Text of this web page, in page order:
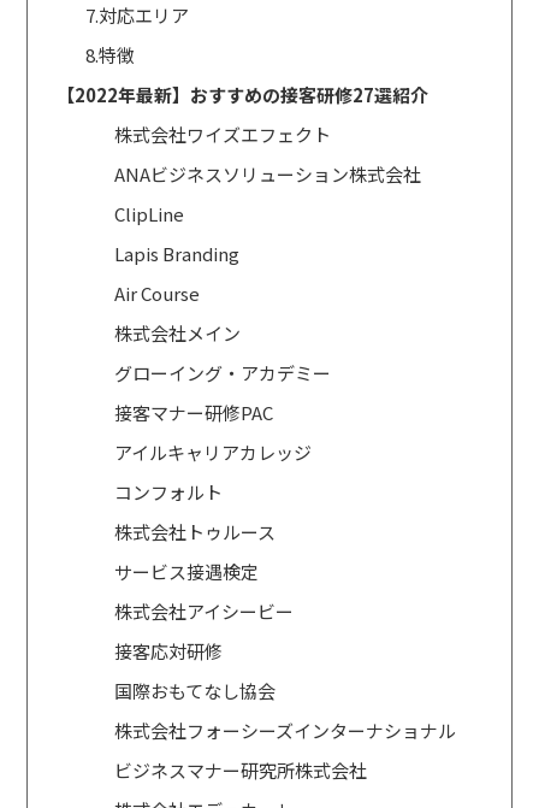
7.対応エリア
8.特徴
【2022年最新】おすすめの接客研修27選紹介
株式会社ワイズエフェクト
ANAビジネスソリューション株式会社
ClipLine
Lapis Branding
Air Course
株式会社メイン
グローイング・アカデミー
接客マナー研修PAC
アイルキャリアカレッジ
コンフォルト
株式会社トゥルース
サービス接遇検定
株式会社アイシービー
接客応対研修
国際おもてなし協会
株式会社フォーシーズインターナショナル
ビジネスマナー研究所株式会社